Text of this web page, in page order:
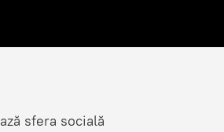
sfera socială